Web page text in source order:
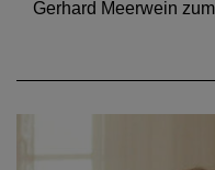
Gerhard Meerwein